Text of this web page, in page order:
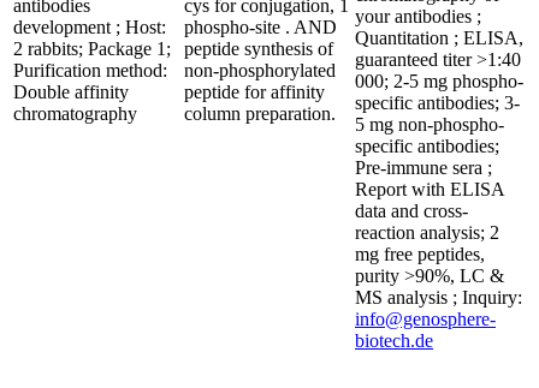
antibodies
development ; Host:
2 rabbits; Package 1;
Purification method:
Double affinity
chromatography
cys for conjugation, 1
phospho-site . AND
peptide synthesis of
non-phosphorylated
peptide for affinity
column preparation.
your antibodies ;
Quantitation ; ELISA,
guaranteed titer >1:40
000; 2-5 mg phospho-
specific antibodies; 3-
5 mg non-phospho-
specific antibodies;
Pre-immune sera ;
Report with ELISA
data and cross-
reaction analysis; 2
mg free peptides,
purity >90%, LC &
MS analysis ; Inquiry:
info@genosphere-
biotech.de